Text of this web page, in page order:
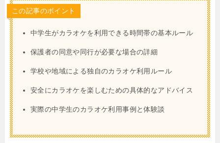
この記事のポイント
中学生がカラオケを利用できる時間帯の基本ルール
保護者の同意や同行が必要な場合の詳細
学校や地域による独自のカラオケ利用ルール
安全にカラオケを楽しむための具体的なアドバイス
実際の中学生のカラオケ利用事例と体験談